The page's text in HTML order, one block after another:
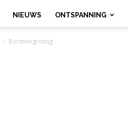
NIEUWS ONTSPANNING
Borstvergroting